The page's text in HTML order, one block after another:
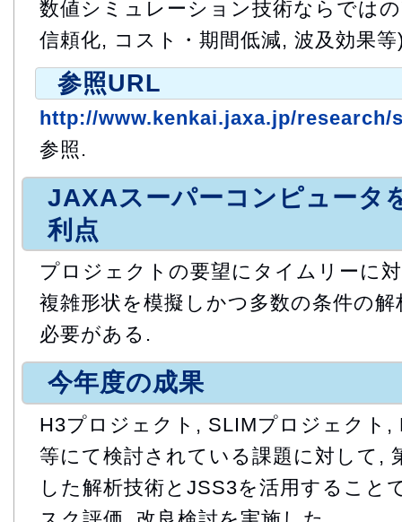
数値シミュレーション技術ならでは
信頼化, コスト・期間低減, 波及効果
参照URL
http://www.kenkai.jaxa.jp/
参照.
JAXAスーパーコンピュータ
利点
プロジェクトの要望にタイムリーに
複雑形状を模擬しかつ多数の条件の
必要がある.
今年度の成果
H3プロジェクト, SLIMプロジェクト,
等にて検討されている課題に対して,
した解析技術とJSS3を活用すること